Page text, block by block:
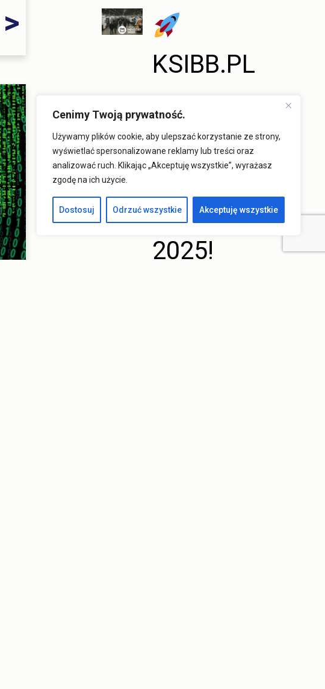
Cenimy Twoją prywatność.
Używamy plików cookie, aby ulepszać korzystanie ze strony,
wyświetlać spersonalizowane reklamy lub treści oraz
analizować ruch. Klikając „Akceptuję wszystkie”, wyrażasz
zgodę na ich użycie.
Dostosuj Odrzuć wszystkie Akceptuję wszystkie
KSIBB.PL
Warsaw
Industry
Week
2025!